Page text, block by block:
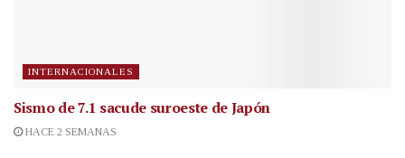
INTERNACIONALES
Sismo de 7.1 sacude suroeste de Japón
HACE 2 SEMANAS